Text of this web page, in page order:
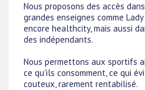
Nous proposons des accès
grandes enseignes comme
encore healthcity, mais aussi
des indépendants.
Nous permettons aux sportifs
ce qu'ils consomment, ce qui
couteux, rarement rentabilisé.